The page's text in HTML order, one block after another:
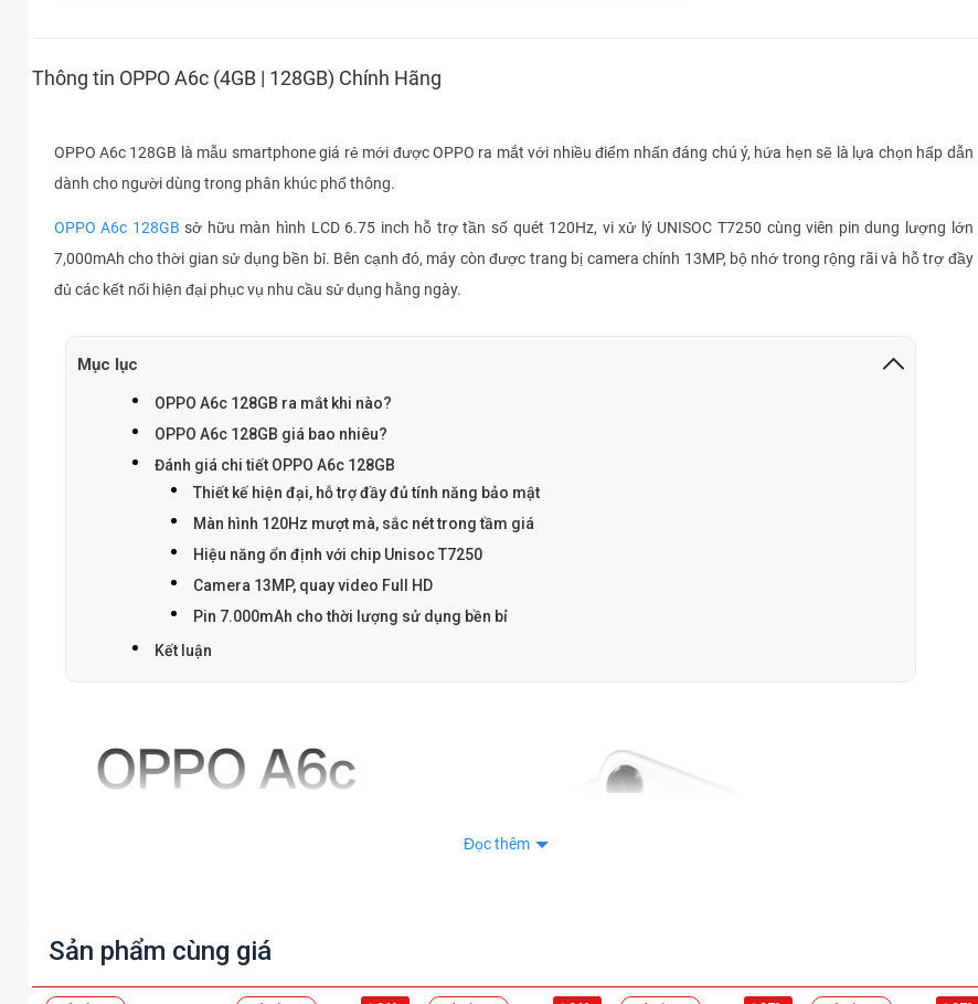
Thông tin OPPO A6c (4GB | 128GB) Chính Hãng
OPPO A6c 128GB là mẫu smartphone giá rẻ mới được OPPO ra mắt với nhiều điểm nhấn đáng chú ý, hứa hẹn sẽ là lựa chọn hấp dẫn
dành cho người dùng trong phân khúc phổ thông.
OPPO A6c 128GB sở hữu màn hình LCD 6.75 inch hỗ trợ tần số quét 120Hz, vi xử lý UNISOC T7250 cùng viên pin dung lượng lớn
7,000mAh cho thời gian sử dụng bền bỉ. Bên cạnh đó, máy còn được trang bị camera chính 13MP, bộ nhớ trong rộng rãi và hỗ trợ đầy
đủ các kết nối hiện đại phục vụ nhu cầu sử dụng hằng ngày.
Mục lục
OPPO A6c 128GB ra mắt khi nào?
OPPO A6c 128GB giá bao nhiêu?
Đánh giá chi tiết OPPO A6c 128GB
Thiết kế hiện đại, hỗ trợ đầy đủ tính năng bảo mật
Màn hình 120Hz mượt mà, sắc nét trong tầm giá
Hiệu năng ổn định với chip Unisoc T7250
Camera 13MP, quay video Full HD
Pin 7.000mAh cho thời lượng sử dụng bền bỉ
Kết luận
Đọc thêm
Sản phẩm cùng giá